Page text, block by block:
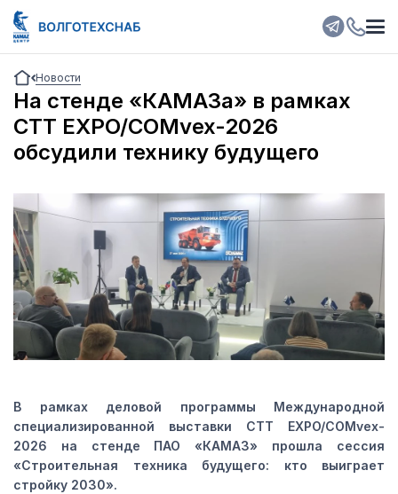
Новости
На стенде «КАМАЗа» в рамках
CTT EXPO/COMvex-2026
обсудили технику будущего
В рамках деловой программы Международной
специализированной выставки CTT EXPO/COMvex-
2026 на стенде ПАО «КАМАЗ» прошла сессия
«Строительная техника будущего: кто выиграет
стройку 2030».